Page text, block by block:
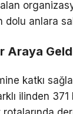
alan
dolu anlara
Araya
katkı
ilinden 371